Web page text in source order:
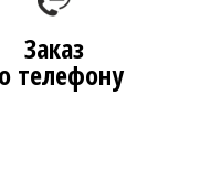
Заказ
телефону